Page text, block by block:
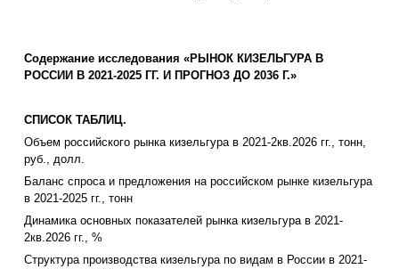
Содержание исследования «РЫНОК КИЗЕЛЬГУРА В
РОССИИ В 2021-2025 ГГ. И ПРОГНОЗ ДО 2036 Г.»
СПИСОК ТАБЛИЦ.
Объем российского рынка кизельгура в 2021-2кв.2026 гг., тонн,
руб., долл.
Баланс спроса и предложения на российском рынке кизельгура
в 2021-2025 гг., тонн
Динамика основных показателей рынка кизельгура в 2021-
2кв.2026 гг., %
Структура производства кизельгура по видам в России в 2021-